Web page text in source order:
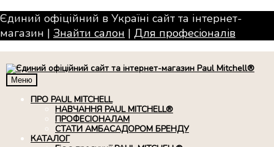
Єдиний офіційний в Україні сайт та інтернет-
магазин | Знайти салон | Для професiоналiв
Меню
ПРО PAUL MITCHELL
НАВЧАННЯ PAUL MITCHELL®
ПРОФЕСІОНАЛАМ
СТАТИ АМБАСАДОРОМ БРЕНДУ
КАТАЛОГ